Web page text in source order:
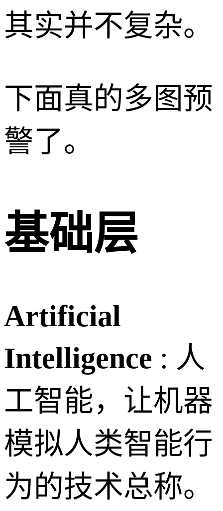
其实并不复杂。
下面真的多图预
警了。
基础层
Artificial
Intelligence : 人
工智能，让机器
模拟人类智能行
为的技术总称。